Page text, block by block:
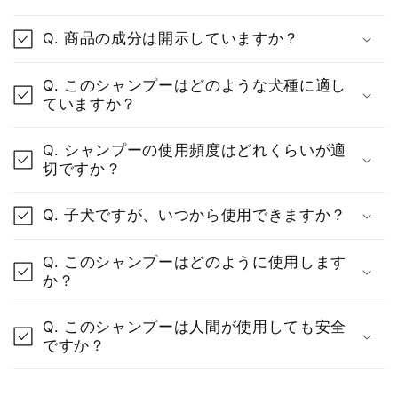
り
た
み
能
コ
ン
ン
Q. 商品の成分は開示していますか？
Q. このシャンプーはどのような犬種に適し
ていますか？
Q. シャンプーの使用頻度はどれくらいが適
切ですか？
Q. 子犬ですが、いつから使用できますか？
Q. このシャンプーはどのように使用します
か？
Q. このシャンプーは人間が使用しても安全
ですか？